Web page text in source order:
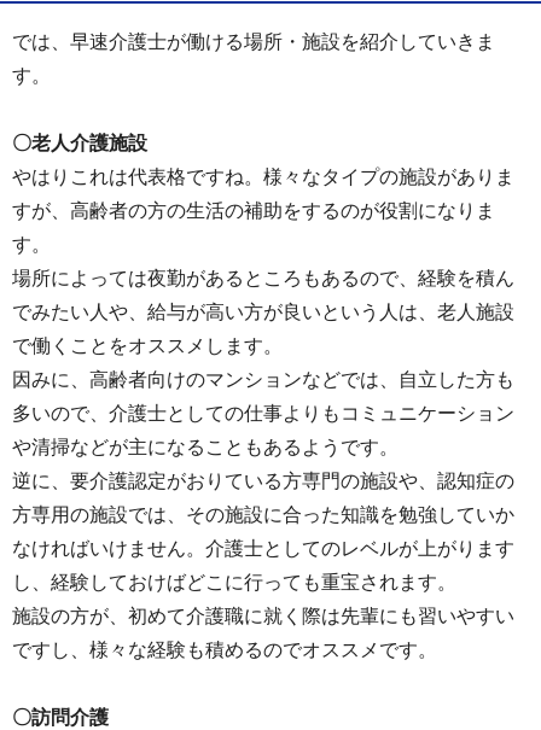
では、早速介護士が働ける場所・施設を紹介していきま
す。
〇老人介護施設
やはりこれは代表格ですね。様々なタイプの施設がありま
すが、高齢者の方の生活の補助をするのが役割になりま
す。
場所によっては夜勤があるところもあるので、経験を積ん
でみたい人や、給与が高い方が良いという人は、老人施設
で働くことをオススメします。
因みに、高齢者向けのマンションなどでは、自立した方も
多いので、介護士としての仕事よりもコミュニケーション
や清掃などが主になることもあるようです。
逆に、要介護認定がおりている方専門の施設や、認知症の
方専用の施設では、その施設に合った知識を勉強していか
なければいけません。介護士としてのレベルが上がります
し、経験しておけばどこに行っても重宝されます。
施設の方が、初めて介護職に就く際は先輩にも習いやすい
ですし、様々な経験も積めるのでオススメです。
〇訪問介護